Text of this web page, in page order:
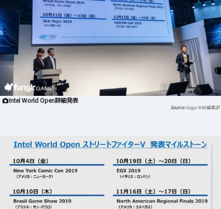
Intel World Open詳細発表
Saiga NAK編集部